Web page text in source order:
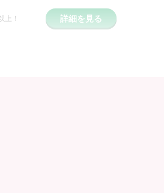
上！ 詳細を見る